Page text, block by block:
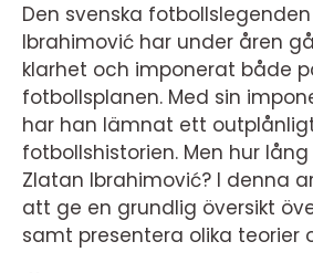
Den svenska
Ibrahimović har under åren
klarhet och imponerat både
fotbollsplanen. Med sin
har han lämnat ett
fotbollshistorien. Men hur
Zlatan Ibrahimović? I denna
att ge en grundlig översikt
samt presentera olika teorier